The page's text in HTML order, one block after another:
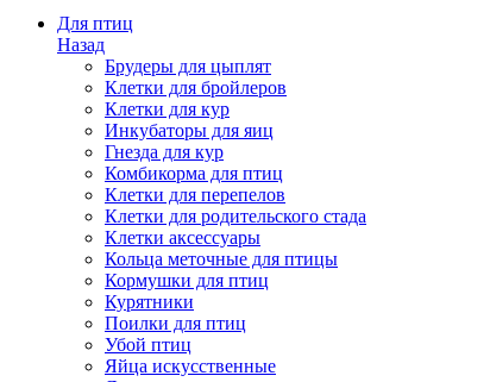
Для птиц
Назад
Брудеры для цыплят
Клетки для бройлеров
Клетки для кур
Инкубаторы для яиц
Гнезда для кур
Комбикорма для птиц
Клетки для перепелов
Клетки для родительского стада
Клетки аксессуары
Кольца меточные для птицы
Кормушки для птиц
Курятники
Поилки для птиц
Убой птиц
Яйца искусственные